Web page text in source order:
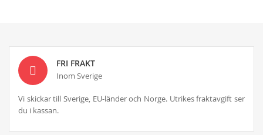
FRI FRAKT
Inom Sverige
Vi skickar till Sverige, EU-länder och Norge. Utrikes fraktavgift ser
du i kassan.